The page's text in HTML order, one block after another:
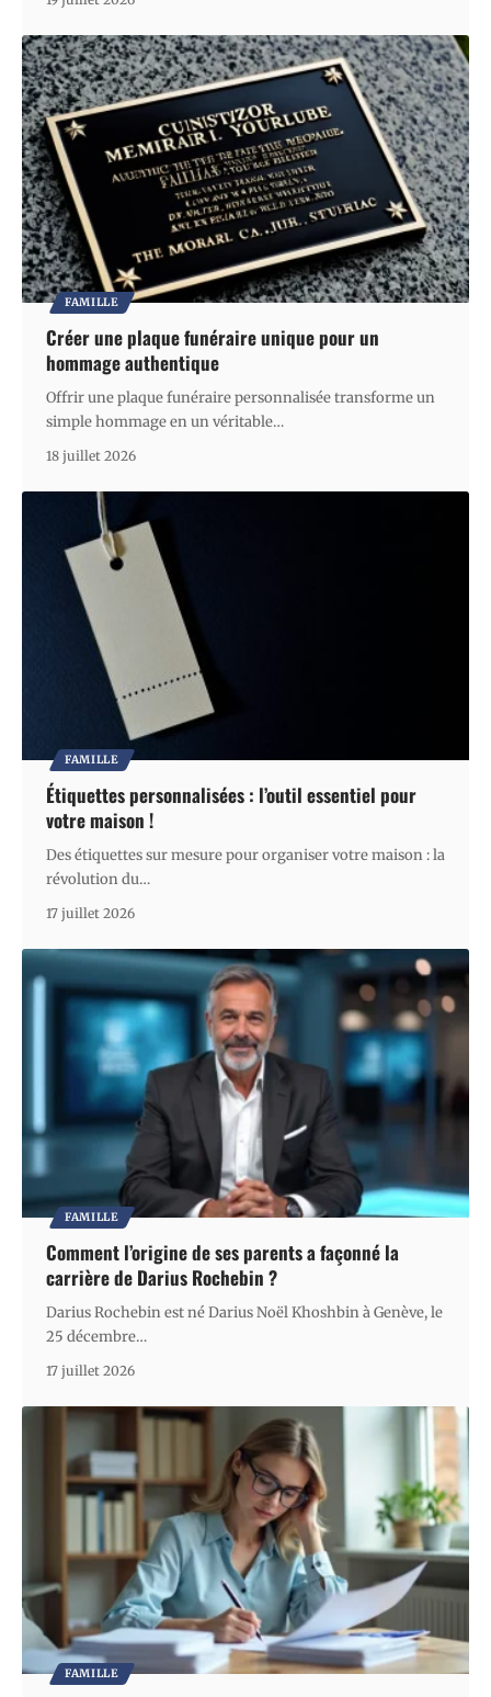
FAMILLE
Créer une plaque funéraire unique pour un
hommage authentique
Offrir une plaque funéraire personnalisée transforme un
simple hommage en un véritable…
18 juillet 2026
FAMILLE
Étiquettes personnalisées : l’outil essentiel pour
votre maison !
Des étiquettes sur mesure pour organiser votre maison : la
révolution du…
17 juillet 2026
FAMILLE
Comment l’origine de ses parents a façonné la
carrière de Darius Rochebin ?
Darius Rochebin est né Darius Noël Khoshbin à Genève, le
25 décembre…
17 juillet 2026
FAMILLE